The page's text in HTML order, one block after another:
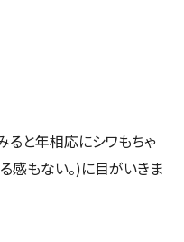
ると年相応にシワもちゃ
感もない。)に目がいきま